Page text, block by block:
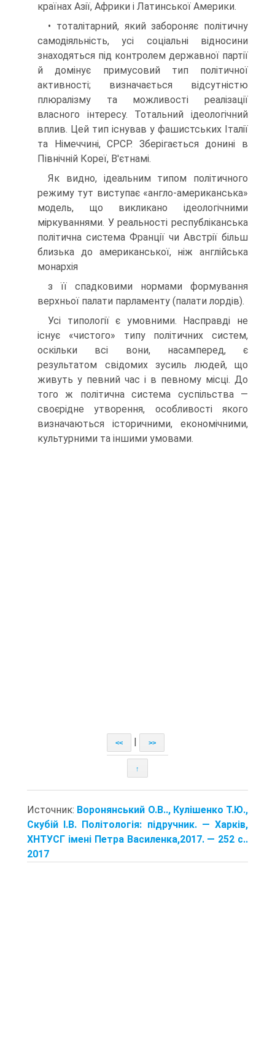
країнах Азії, Африки і Латинської Америки.
• тоталітарний, який забороняє політичну
самодіяльність, усі соціальні відносини
знаходяться під контролем державної партії
й домінує примусовий тип політичної
активності; визначається відсутністю
плюралізму та можливості реалізації
власного інтересу. Тотальний ідеологічний
вплив. Цей тип існував у фашистських Італії
та Німеччині, СРСР. Зберігається донині в
Північній Кореї, В'єтнамі.
Як видно, ідеальним типом політичного
режиму тут виступає «англо-американська»
модель, що викликано ідеологічними
міркуваннями. У реальності республіканська
політична система Франції чи Австрії більш
близька до американської, ніж англійська
монархія
з її спадковими нормами формування
верхньої палати парламенту (палати лордів).
Усі типології є умовними. Насправді не
існує «чистого» типу політичних систем,
оскільки всі вони, насамперед, є
результатом свідомих зусиль людей, що
живуть у певний час і в певному місці. До
того ж політична система суспільства —
своєрідне утворення, особливості якого
визначаються історичними, економічними,
культурними та іншими умовами.
<< >>
↑
Источник: Воронянський О.В.., Кулішенко Т.Ю.,
Скубій І.В. Політологія: підручник. — Харків,
ХНТУСГ імені Петра Василенка,2017. — 252 с..
2017